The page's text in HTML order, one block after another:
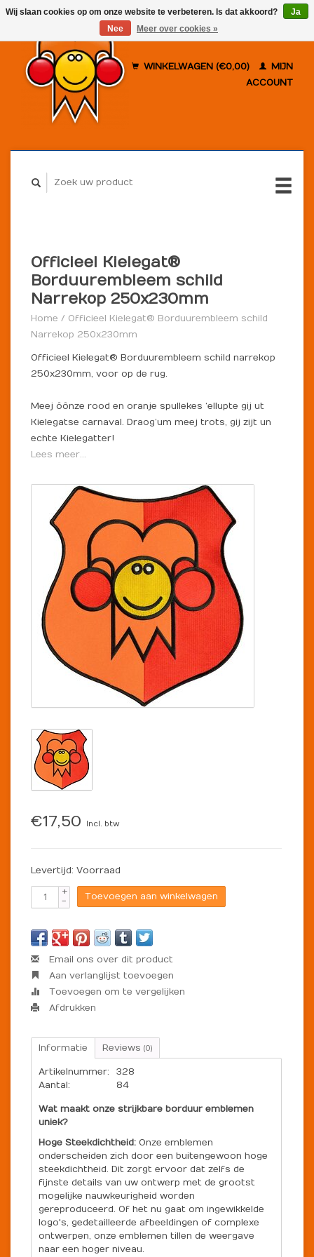
WINKELWAGEN (€0,00)
MIJN
ACCOUNT
Officieel Kielegat®
Borduurembleem schild
Narrekop 250x230mm
Home / Officieel Kielegat® Borduurembleem schild
Narrekop 250x230mm
Officieel Kielegat® Borduurembleem schild narrekop
250x230mm, voor op de rug.
Meej ôônze rood en oranje spullekes ‘ellupte gij ut
Kielegatse carnaval. Draog’um meej trots, gij zijt un
echte Kielegatter!
Lees meer...
€17,50 Incl. btw
Levertijd: Voorraad
+
-
Toevoegen aan winkelwagen
Email ons over dit product
Aan verlanglijst toevoegen
Toevoegen om te vergelijken
Afdrukken
Informatie Reviews (0)
Artikelnummer:
328
Aantal:
84
Wat maakt onze strijkbare borduur emblemen
uniek?
Hoge Steekdichtheid: Onze emblemen
onderscheiden zich door een buitengewoon hoge
steekdichtheid. Dit zorgt ervoor dat zelfs de
fijnste details van uw ontwerp met de grootst
mogelijke nauwkeurigheid worden
gereproduceerd. Of het nu gaat om ingewikkelde
logo's, gedetailleerde afbeeldingen of complexe
ontwerpen, onze emblemen tillen de weergave
naar een hoger niveau.
Wij slaan cookies op om onze website te verbeteren. Is dat akkoord?
Ja
Nee
Meer over cookies »